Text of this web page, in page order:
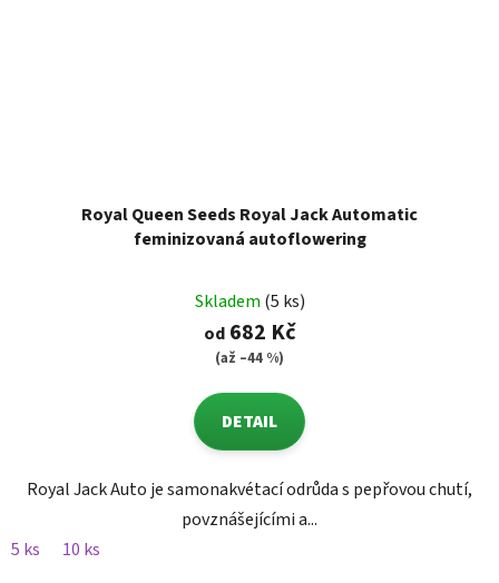
Royal Queen Seeds Royal Jack Automatic
feminizovaná autoflowering
Skladem (5 ks)
od682 Kč
(až –44 %)
DETAIL
Royal Jack Auto je samonakvétací odrůda s pepřovou chutí,
povznášejícími a...
5 ks
10 ks